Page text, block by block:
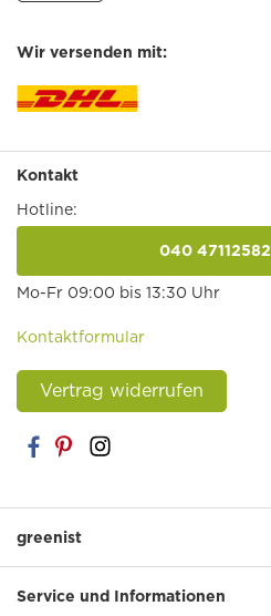
Wir versenden mit:
Kontakt
Hotline:
040 47112582
Mo-Fr 09:00 bis 13:30 Uhr
Kontaktformular
Vertrag widerrufen
greenist
Service und Informationen